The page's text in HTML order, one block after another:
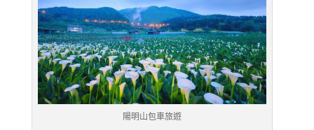
陽明山包車旅遊